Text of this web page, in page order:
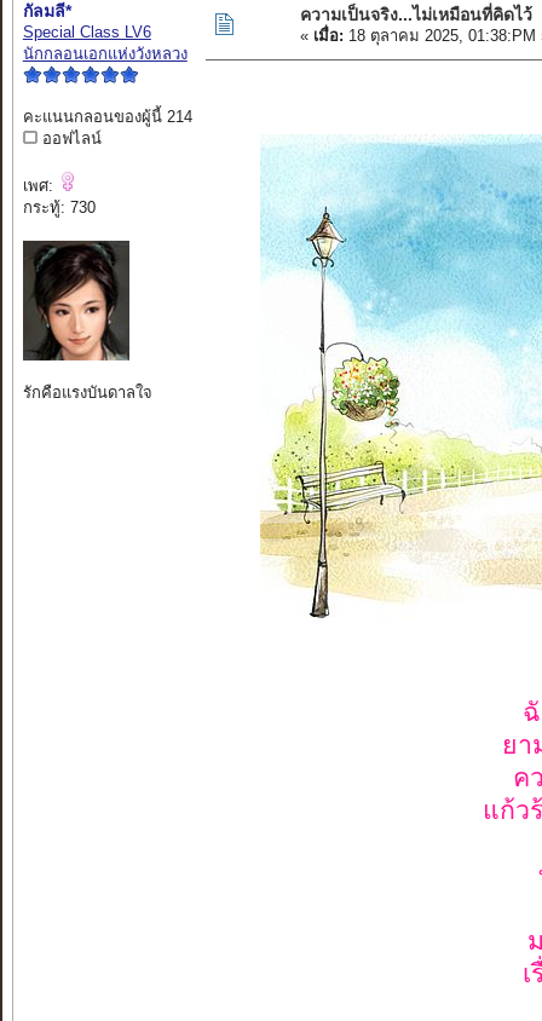
กัลมลี*
Special Class LV6
นักกลอนเอกแห่งวังหลวง
คะแนนกลอนของผู้นี้ 214
ออฟไลน์
เพศ:
กระทู้: 730
รักคือแรงบันดาลใจ
ความเป็นจริง...ไม่เหมือนที่คิดไว้
« เมื่อ: 18 ตุลาคม 2025, 01:38:PM
ยา
ค
แก้ว